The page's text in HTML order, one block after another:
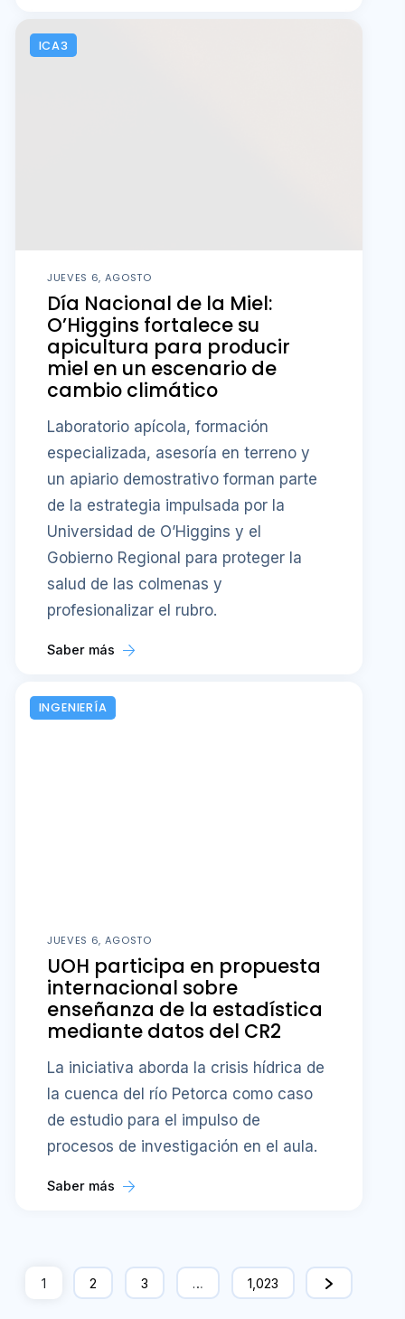
ICA3
JUEVES 6, AGOSTO
Día Nacional de la Miel:
O’Higgins fortalece su
apicultura para producir
miel en un escenario de
cambio climático
Laboratorio apícola, formación
especializada, asesoría en terreno y
un apiario demostrativo forman parte
de la estrategia impulsada por la
Universidad de O’Higgins y el
Gobierno Regional para proteger la
salud de las colmenas y
profesionalizar el rubro.
Saber más
INGENIERÍA
JUEVES 6, AGOSTO
UOH participa en propuesta
internacional sobre
enseñanza de la estadística
mediante datos del CR2
La iniciativa aborda la crisis hídrica de
la cuenca del río Petorca como caso
de estudio para el impulso de
procesos de investigación en el aula.
Saber más
1 2 3 … 1,023